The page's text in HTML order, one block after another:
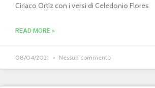
Ciriaco Ortíz con i versi di Celedonio Flores
READ MORE »
08/04/2021 Nessun commento